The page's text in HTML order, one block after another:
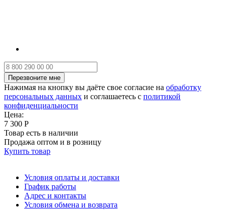
Нажимая на кнопку вы даёте свое согласие на обработку
персональных данных и соглашаетесь с политикой
конфиденциальности
Цена:
7 300 Р
Товар есть в наличии
Продажа оптом и в розницу
Купить товар
Условия оплаты и доставки
График работы
Адрес и контакты
Условия обмена и возврата